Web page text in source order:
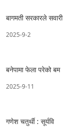
बागमती सरकारले सवारी
2025-9-2
बनेपामा फेला परेको बम
2025-9-11
गणेश चतुर्थी : सूर्यवि